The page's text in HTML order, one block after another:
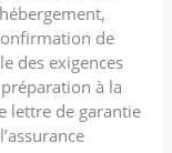
de
des exigences
à la
lettre de garantie